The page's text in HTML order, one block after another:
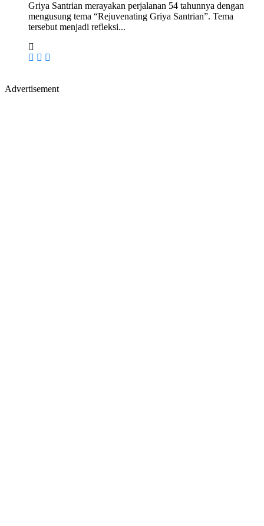
Griya Santrian merayakan perjalanan 54 tahunnya dengan
mengusung tema “Rejuvenating Griya Santrian”. Tema
tersebut menjadi refleksi...
Advertisement